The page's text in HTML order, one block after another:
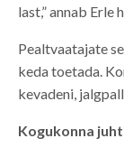
last,” annab
Pealtvaatajate
keda toetada.
kevadeni,
Kogukonna